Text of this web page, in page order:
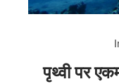
पृथ्वी पर